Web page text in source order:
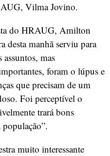
Vilma Jovino.
do HRAUG, Amilton
desta manhã serviu para
assuntos, mas
foram o lúpus e
que precisam de um
Foi perceptível o
trará bons
muito interessante